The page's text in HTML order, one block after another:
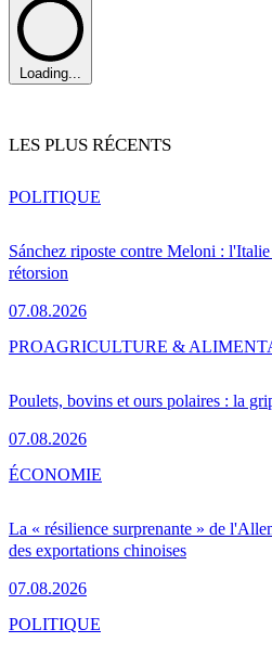
Loading...
LES PLUS RÉCENTS
Sánchez riposte contre Meloni : l'Italie
rétorsion
07.08.2026
POLITIQUE
Poulets, bovins et ours polaires : la
07.08.2026
PROAGRICULTURE &
La « résilience surprenante » de
des exportations chinoises
07.08.2026
ÉCONOMIE
POLITIQUE